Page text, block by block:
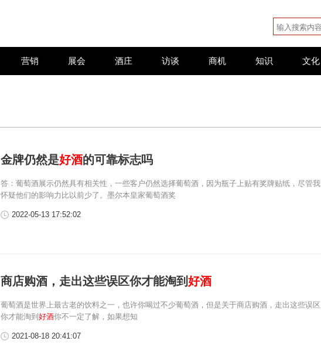
营销 展会 酒庄 访谈 商机 知识 文化
金牌仍然是好酒的可靠标志吗
答：葡萄酒展示仍然具有相关性，一些客户仍然选择葡萄酒，因为瓶子上贴有奖牌贴纸，尽管我
怀疑他们的影响力比以前少了。墨尔本皇家葡萄酒奖
2022-05-13 17:52:02
商店购酒，走出这些误区你才能淘到好酒
葡萄酒是世界上最古老的饮料之一，也许你喝过不少葡萄酒，但是关于商店购酒，走出这些误区
你才能淘到 好酒你不一定了解，如果想知
2021-08-18 20:41:07